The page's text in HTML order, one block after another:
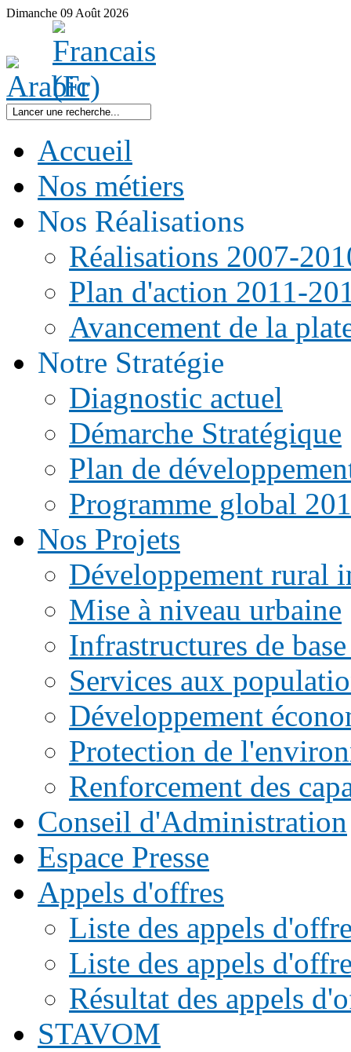
Dimanche 09 Août 2026
Accueil
Nos métiers
Nos Réalisations
Réalisations 2007-
Plan d'action 2011-
Avancement de la
Notre Stratégie
Diagnostic actuel
Démarche Stratégique
Plan de
Programme global
Nos Projets
Développement rural
Mise à niveau urbaine
Infrastructures de
Services aux
Développement
Protection de
Renforcement des
Conseil d'Administration
Espace Presse
Appels d'offres
Liste des appels
Liste des appels
Résultat des appels
STAVOM